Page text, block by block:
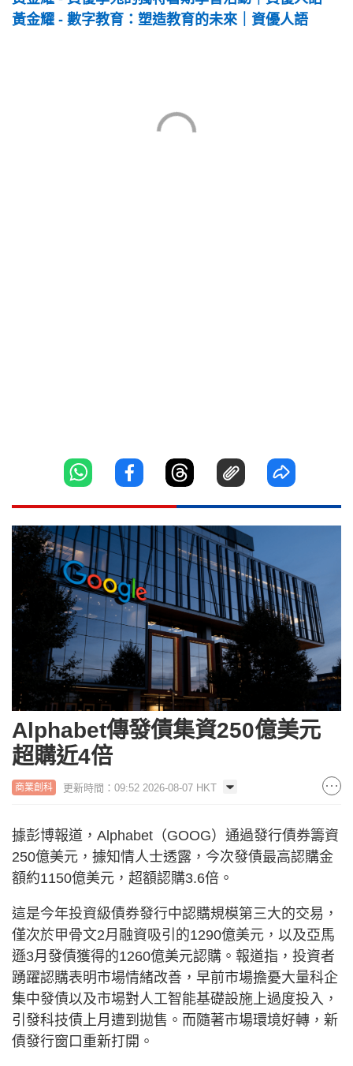
黃金耀 - 數字教育：塑造教育的未來｜資優人語
Alphabet傳發債集資250億美元
超購近4倍
商業創科 更新時間：09:52 2026-08-07 HKT
據彭博報道，Alphabet（GOOG）通過發行債券籌資
250億美元，據知情人士透露，今次發債最高認購金
額約1150億美元，超額認購3.6倍。
這是今年投資級債券發行中認購規模第三大的交易，
僅次於甲骨文2月融資吸引的1290億美元，以及亞馬
遜3月發債獲得的1260億美元認購。報道指，投資者
踴躍認購表明市場情緒改善，早前市場擔憂大量科企
集中發債以及市場對人工智能基礎設施上過度投入，
引發科技債上月遭到拋售。而隨著市場環境好轉，新
債發行窗口重新打開。